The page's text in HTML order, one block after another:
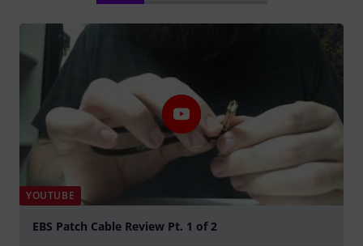
YOUTUBE
EBS Patch Cable Review Pt. 1 of 2